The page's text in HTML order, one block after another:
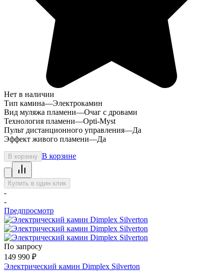
Нет в наличии
Тип камина—Электрокамин
Вид муляжа пламени—Очаг с дровами
Технология пламени—Opti-Myst
Пульт дистанционного управления—Да
Эффект живого пламени—Да
В корзину В корзине
Купить в один клик
-
-
Предпросмотр
По запросу
149 990 ₽
Электрический камин Dimplex Silverton